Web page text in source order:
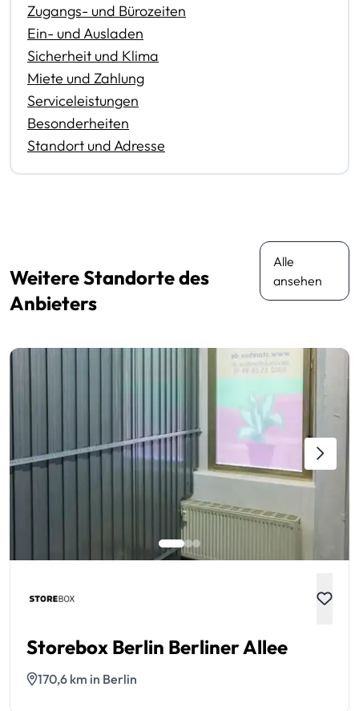
Zugangs- und Bürozeiten
Ein- und Ausladen
Sicherheit und Klima
Miete und Zahlung
Serviceleistungen
Besonderheiten
Standort und Adresse
Weitere Standorte des
Anbieters
Alle
ansehen
Storebox Berlin Berliner Allee
170,6 km in Berlin